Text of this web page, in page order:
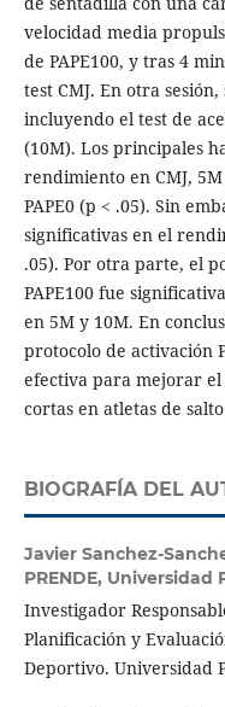
velocidad media
de PAPE100, y tras 4
test CMJ. En otra
incluyendo el test de
(10M). Los principales
rendimiento en CMJ,
PAPE0 (p < .05). Sin
significativas en el
.05). Por otra parte, el
PAPE100 fue
en 5M y 10M. En
protocolo de activación
efectiva para mejorar
cortas en atletas de
BIOGRAFÍA DEL
Javier Sanchez-
PRENDE,
Investigador
Planificación y
Deportivo. Universidad